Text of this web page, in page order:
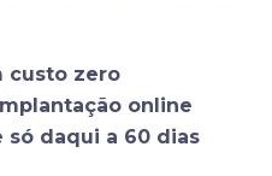
custo zero
online
só daqui a 60 dias